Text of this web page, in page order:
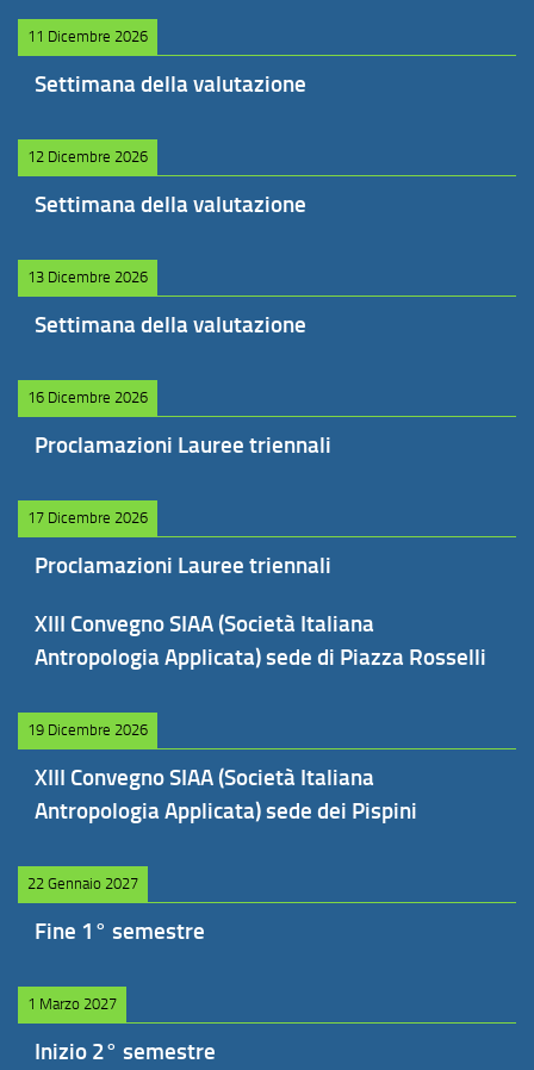
11 Dicembre 2026
Settimana della valutazione
12 Dicembre 2026
Settimana della valutazione
13 Dicembre 2026
Settimana della valutazione
16 Dicembre 2026
Proclamazioni Lauree triennali
17 Dicembre 2026
Proclamazioni Lauree triennali
XIII Convegno SIAA (Società Italiana
Antropologia Applicata) sede di Piazza Rosselli
19 Dicembre 2026
XIII Convegno SIAA (Società Italiana
Antropologia Applicata) sede dei Pispini
22 Gennaio 2027
Fine 1° semestre
1 Marzo 2027
Inizio 2° semestre